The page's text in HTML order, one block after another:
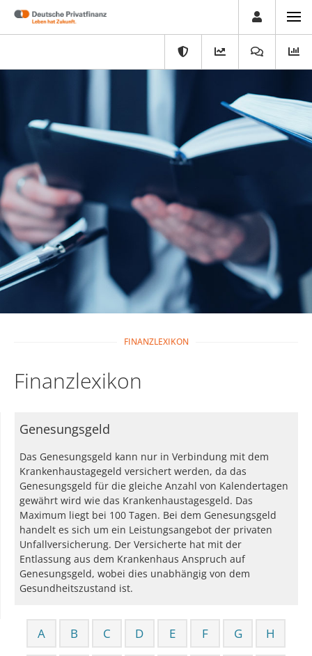
FINANZLEXIKON
Finanzlexikon
A B C D E F G H
Genesungsgeld
Das Genesungsgeld kann nur in Verbindung mit dem
Krankenhaustagegeld versichert werden, da das
Genesungsgeld für die gleiche Anzahl von Kalendertagen
gewährt wird wie das Krankenhaustagesgeld. Das
Maximum liegt bei 100 Tagen. Bei dem Genesungsgeld
handelt es sich um ein Leistungsangebot der privaten
Unfallversicherung. Der Versicherte hat mit der
Entlassung aus dem Krankenhaus Anspruch auf
Genesungsgeld, wobei dies unabhängig von dem
Gesundheitszustand ist.